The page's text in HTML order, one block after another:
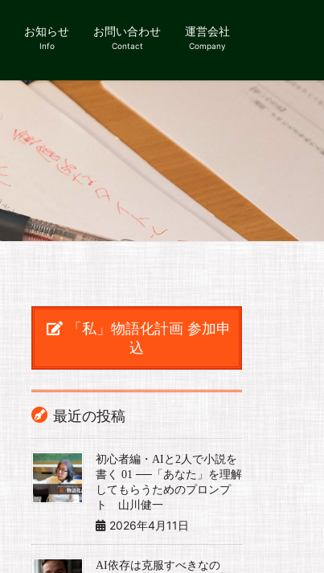
お知らせ
Info
お問い合わせ
Contact
運営会社
Company
「私」物語化計画 参加申
込
最近の投稿
初心者編・AIと2人で小説を
書く 01 ──「あなた」を理解
してもらうためのプロンプ
ト 山川健一
2026年4月11日
AI依存は克服すべきなの